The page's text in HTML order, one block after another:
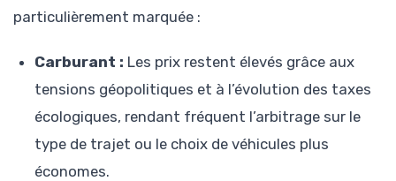
particulièrement marquée :
Carburant : Les prix restent élevés grâce aux
tensions géopolitiques et à l’évolution des taxes
écologiques, rendant fréquent l’arbitrage sur le
type de trajet ou le choix de véhicules plus
économes.